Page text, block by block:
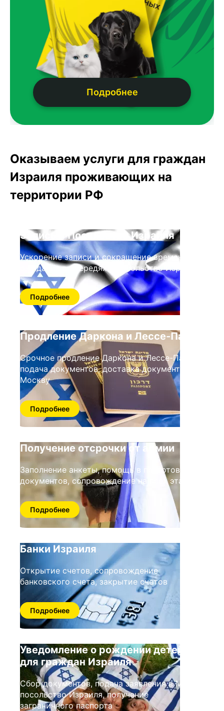
Подробнее
Оказываем услуги для граждан
Израиля проживающих на
территории РФ
Запись в Посольство Израиля
Ускорение записи и сокращение времени
ожидания в очередях в посольство Израиля
Подробнее
Продление Даркона и Лессе-Пассе
Срочное продление Даркона и Лессе-Пассе,
подача документов, доставка документов в
Москву
Подробнее
Получение отсрочки от армии
Заполнение анкеты, помощь в подготовке
документов, сопровождение на всех этапа
Подробнее
Банки Израиля
Открытие счетов, сопровождение
банковского счета, закрытие счетов
Подробнее
Уведомление о рождении детей
для граждан Израиля
Сбор документов, подача заявления в МВД/
посольство Израиля, получение
заграничного паспорта